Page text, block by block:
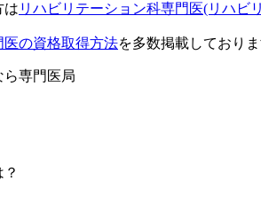
は リハビリテーション科専門医(リハビ
医の資格取得方法を多数掲載しており